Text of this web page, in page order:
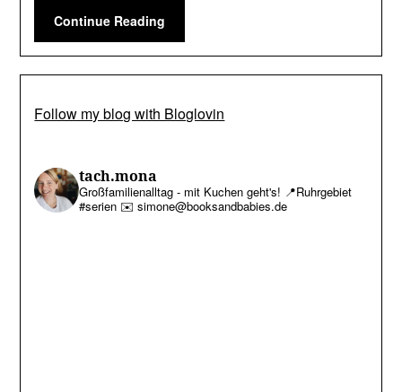
Continue Reading
Follow my blog with Bloglovin
tach.mona
Großfamilienalltag - mit Kuchen geht's! 📍Ruhrgebiet
#serien ✉️ simone@booksandbabies.de